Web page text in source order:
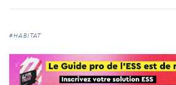
#HABITAT